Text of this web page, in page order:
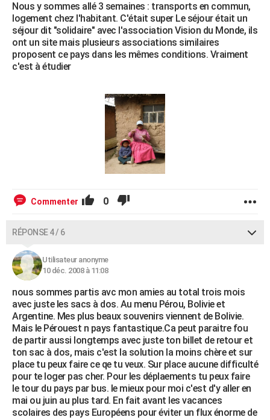
Nous y sommes allé 3 semaines : transports en commun,
logement chez l'habitant. C'était super Le séjour était un
séjour dit "solidaire" avec l'association Vision du Monde, ils
ont un site mais plusieurs associations similaires
proposent ce pays dans les mêmes conditions. Vraiment
c'est à étudier
Commenter 0
RÉPONSE 4 / 6
Utilisateur anonyme
10 déc. 2008 à 11:08
nous sommes partis avc mon amies au total trois mois
avec juste les sacs à dos. Au menu Pérou, Bolivie et
Argentine. Mes plus beaux souvenirs viennent de Bolivie.
Mais le Pérouest n pays fantastique.Ca peut paraitre fou
de partir aussi longtemps avec juste ton billet de retour et
ton sac à dos, mais c'est la solution la moins chère et sur
place tu peux faire ce qe tu veux. Sur place aucune difficulté
pour te loger pas cher. Pour les déplaements tu peux faire
le tour du pays par bus. le mieux pour moi c'est d'y aller en
mai ou juin au plus tard. En fait avant les vacances
scolaires des pays Européens pour éviter un flux énorme de